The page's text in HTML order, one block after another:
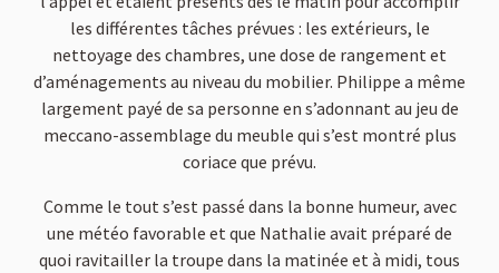
les différentes tâches prévues : les extérieurs, le
nettoyage des chambres, une dose de rangement et
d’aménagements au niveau du mobilier. Philippe a même
largement payé de sa personne en s’adonnant au jeu de
meccano-assemblage du meuble qui s’est montré plus
coriace que prévu.
Comme le tout s’est passé dans la bonne humeur, avec
une météo favorable et que Nathalie avait préparé de
quoi ravitailler la troupe dans la matinée et à midi, tous